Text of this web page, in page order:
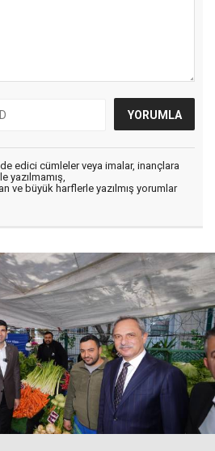
edici cümleler veya imalar, inançlara
yazılmamış,
ve büyük harflerle yazılmış yorumlar